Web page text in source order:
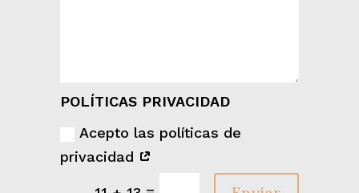
POLÍTICAS PRIVACIDAD
Acepto las políticas de
privacidad